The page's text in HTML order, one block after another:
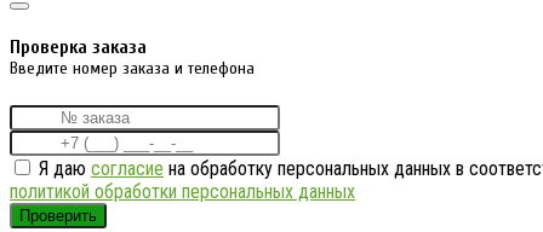
Проверка заказа
Введите номер заказа и телефона
Я даю согласие на обработку персональных данных в
политикой обработки персональных данных
Проверить